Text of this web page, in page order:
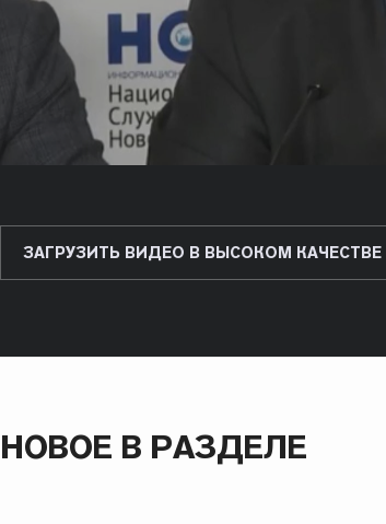
ЗАГРУЗИТЬ ВИДЕО В ВЫСОКОМ КАЧЕСТВЕ
НОВОЕ В РАЗДЕЛЕ